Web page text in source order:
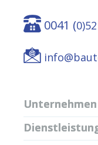
0041 (
Unternehmen